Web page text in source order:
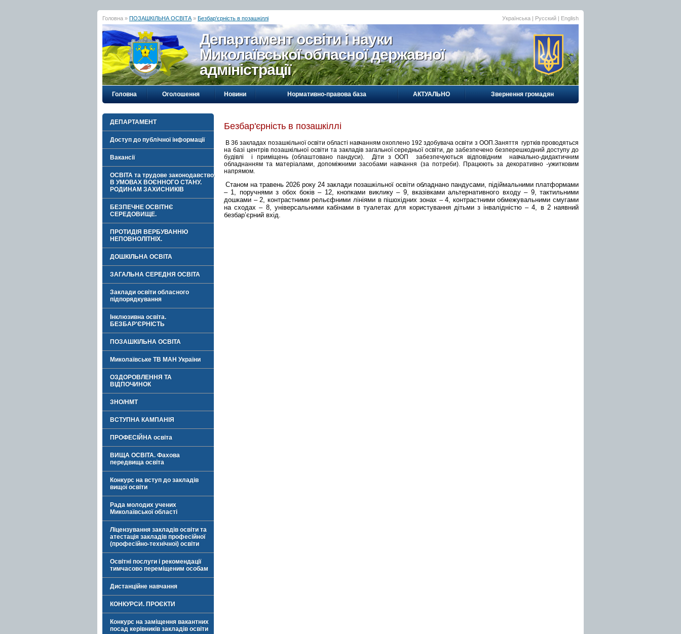
Головна » ПОЗАШКІЛЬНА ОСВІТА » Безбар'єрність в позашкіллі Українська | Русский | English
Департамент освіти і науки
Миколаївської обласної державної
адміністрації
Головна Оголошення Новини Нормативно-правова база АКТУАЛЬНО Звернення громадян
ДЕПАРТАМЕНТ
Доступ до публічної інформації
Вакансії
ОСВІТА та трудове законодавство
В УМОВАХ ВОЄННОГО СТАНУ.
РОДИНАМ ЗАХИСНИКІВ
БЕЗПЕЧНЕ ОСВІТНЄ
СЕРЕДОВИЩЕ.
ПРОТИДІЯ ВЕРБУВАННЮ
НЕПОВНОЛІТНІХ.
ДОШКІЛЬНА ОСВІТА
ЗАГАЛЬНА СЕРЕДНЯ ОСВІТА
Заклади освіти обласного
підпорядкування
Інклюзивна освіта.
БЕЗБАР'ЄРНІСТЬ
ПОЗАШКІЛЬНА ОСВІТА
Миколаївське ТВ МАН України
ОЗДОРОВЛЕННЯ ТА
ВІДПОЧИНОК
ЗНО/НМТ
ВСТУПНА КАМПАНІЯ
ПРОФЕСІЙНА освіта
ВИЩА ОСВІТА. Фахова
передвища освіта
Конкурс на вступ до закладів
вищої освіти
Рада молодих учених
Миколаївської області
Ліцензування закладів освіти та
атестація закладів професійної
(професійно-технічної) освіти
Освітні послуги і рекомендації
тимчасово переміщеним особам
Дистанційне навчання
КОНКУРСИ. ПРОЄКТИ
Конкурс на заміщення вакантних
посад керівників закладів освіти
Безбар'єрність в позашкіллі
В 36 закладах позашкільної освіти області навчанням охоплено 192 здобувача освіти з ООП.Заняття гуртків проводяться
на базі центрів позашкільної освіти та закладів загальної середньої освіти, де забезпечено безперешкодний доступу до
будівлі і приміщень (облаштовано пандуси). Діти з ООП забезпечуються відповідним навчально-дидактичним
обладнанням та матеріалами, допоміжними засобами навчання (за потреби). Працюють за декоративно -ужитковим
напрямом.
Станом на травень 2026 року 24 заклади позашкільної освіти обладнано пандусами, підіймальними платформами
– 1, поручнями з обох боків – 12, кнопками виклику – 9, вказівками альтернативного входу – 9, тактильними
дошками – 2, контрастними рельєфними лініями в пішохідних зонах – 4, контрастними обмежувальними смугами
на сходах – 8, універсальними кабінами в туалетах для користування дітьми з інвалідністю –4 , в 2 наявний
безбар’єрний вхід.